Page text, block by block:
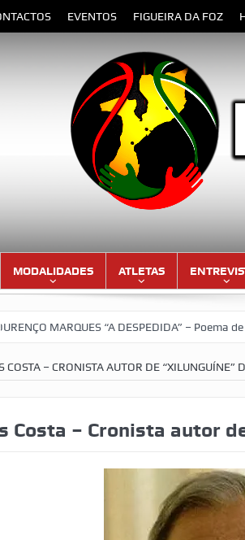
EVENTOS FIGUEIRA DA FOZ
MODALIDADES ATLETAS
MARQUES “A DESPEDIDA” – Poema de
COSTA – CRONISTA AUTOR DE “XILUNGUÍNE”
Costa – Cronista autor